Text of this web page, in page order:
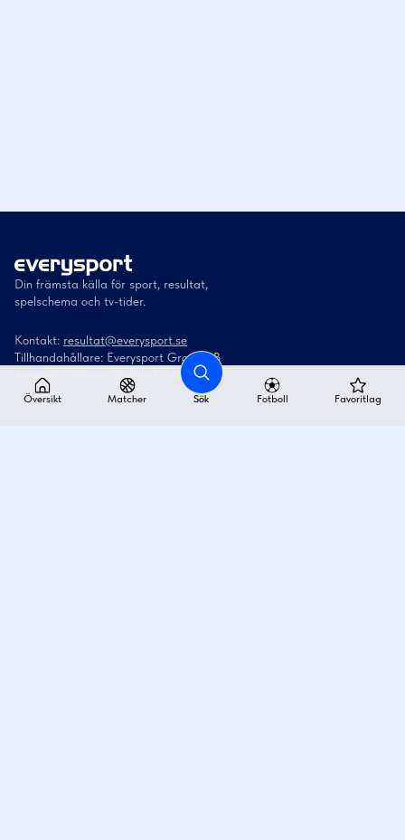
Översikt Matcher Sök Fotboll Favoritlag
Din främsta källa för sport, resultat,
spelschema och tv-tider.
Kontakt: resultat@everysport.se
Tillhandahållare: Everysport Group AB
Ansvarig utgivare: Stefan Lundström
För samarbeten:
sales@everysport.se